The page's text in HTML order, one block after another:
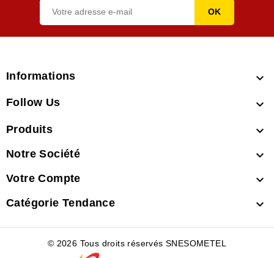
Informations 
Follow Us 
Produits 
Notre Société 
Votre Compte 
Catégorie Tendance 
© 2026 Tous droits réservés SNESOMETEL